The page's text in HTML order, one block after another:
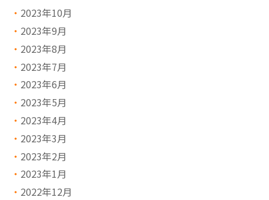
2023年10月
2023年9月
2023年8月
2023年7月
2023年6月
2023年5月
2023年4月
2023年3月
2023年2月
2023年1月
2022年12月